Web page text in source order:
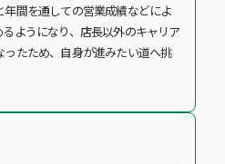
間を通しての営業成績などによ
ようになり、店長以外のキャリア
たため、自身が進みたい道へ挑